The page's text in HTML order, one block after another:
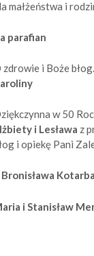
małżeństwa i
parafian
zdrowie i Boże
w 50
i Lesława z
i opiekę Pani
Bronisława
i Stanisław